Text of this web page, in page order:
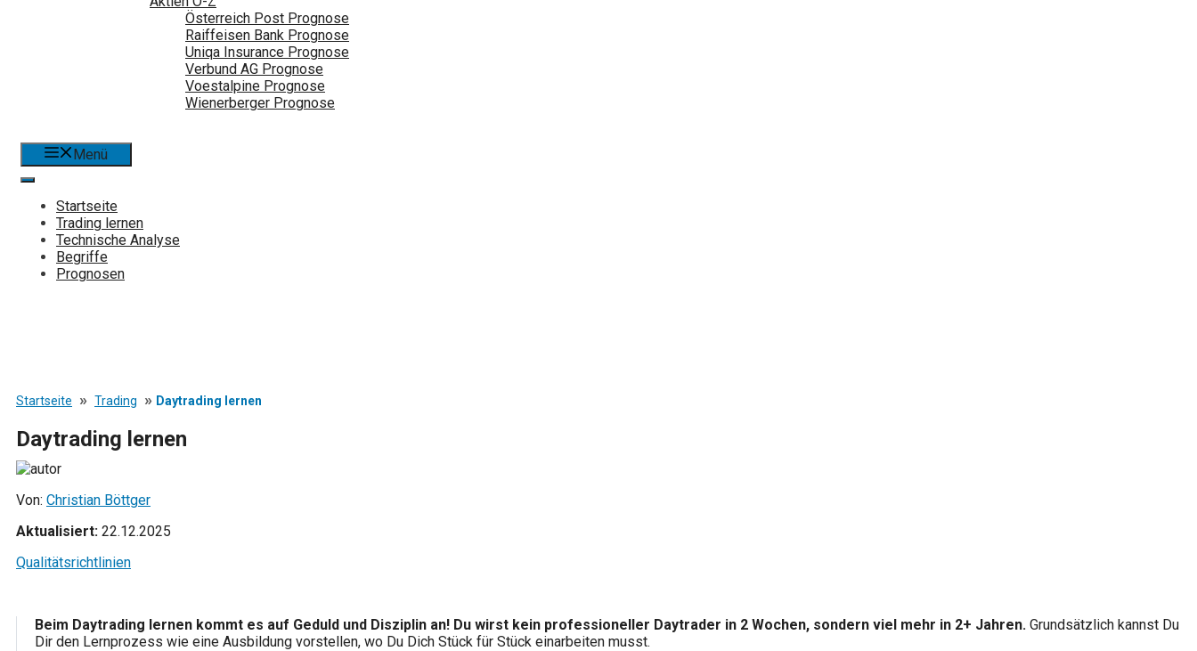
Österreich Post Prognose
Raiffeisen Bank Prognose
Uniqa Insurance Prognose
Verbund AG Prognose
Voestalpine Prognose
Wienerberger Prognose
Menü
Startseite
Trading lernen
Technische Analyse
Begriffe
Prognosen
Startseite » Trading » Daytrading lernen
Daytrading lernen
Von: Christian Böttger
Aktualisiert: 22.12.2025
Qualitätsrichtlinien
Beim Daytrading lernen kommt es auf Geduld und Disziplin an! Du wirst kein professioneller Daytrader in 2 Wochen, sondern viel mehr in 2+ Jahren. Grundsätzlich kannst Du
Dir den Lernprozess wie eine Ausbildung vorstellen, wo Du Dich Stück für Stück einarbeiten musst.